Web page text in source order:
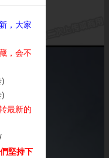
，大家
，会不
最新的
堅持下